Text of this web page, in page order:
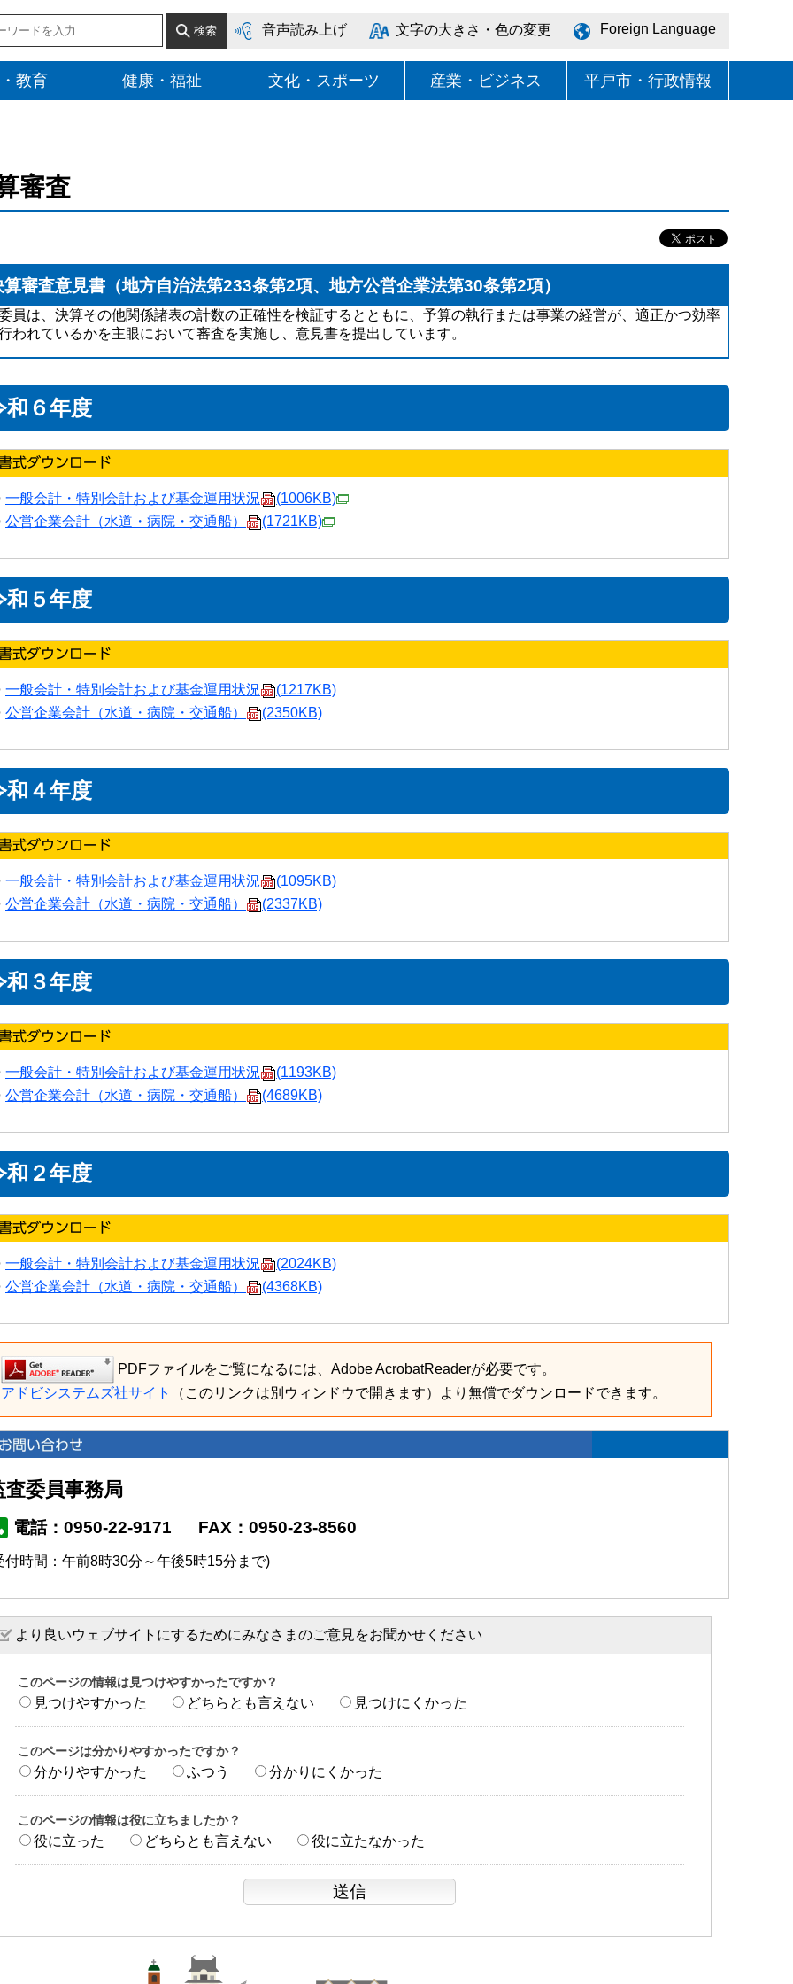
音声読み上げ 文字の大きさ・色の変更 Foreign Language
教育 健康・福祉 文化・スポーツ 産業・ビジネス 平戸市・行政情報
審査
算審査意見書（地方自治法第233条第2項、地方公営企業法第30条第2項）
員は、決算その他関係諸表の計数の正確性を検証するとともに、予算の執行または事業の経営が、適正かつ効率
われているかを主眼において審査を実施し、意見書を提出しています。
和６年度
一般会計・特別会計および基金運用状況
(1006KB)
公営企業会計（水道・病院・交通船）
(1721KB)
和５年度
一般会計・特別会計および基金運用状況
(1217KB)
公営企業会計（水道・病院・交通船）
(2350KB)
和４年度
一般会計・特別会計および基金運用状況
(1095KB)
公営企業会計（水道・病院・交通船）
(2337KB)
和３年度
一般会計・特別会計および基金運用状況
(1193KB)
公営企業会計（水道・病院・交通船）
(4689KB)
和２年度
一般会計・特別会計および基金運用状況
(2024KB)
公営企業会計（水道・病院・交通船）
(4368KB)
PDFファイルをご覧になるには、Adobe AcrobatReaderが必要です。
アドビシステムズ社サイト
（このリンクは別ウィンドウで開きます）より無償でダウンロードできます。
査委員事務局
電話：0950-22-9171 FAX：0950-23-8560
付時間：午前8時30分～午後5時15分まで)
より良いウェブサイトにするためにみなさまのご意見をお聞かせください
このページの情報は見つけやすかったですか？
見つけやすかった どちらとも言えない 見つけにくかった
このページは分かりやすかったですか？
分かりやすかった ふつう 分かりにくかった
このページの情報は役に立ちましたか？
役に立った どちらとも言えない 役に立たなかった